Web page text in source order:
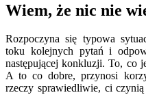
Wiem, że nic nie
Rozpoczyna się typowa
toku kolejnych pytań i
następującej konkluzji. To, co
A to co dobre, przynosi
rzeczy sprawiedliwie, ci